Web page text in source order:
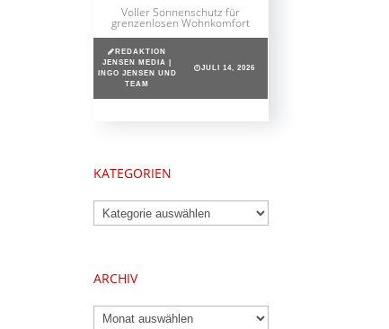
Voller Sonnenschutz für
grenzenlosen Wohnkomfort
REDAKTION
JENSEN MEDIA |
INGO JENSEN UND
TEAM
JULI 14, 2026
KATEGORIEN
Kategorien
ARCHIV
Archiv